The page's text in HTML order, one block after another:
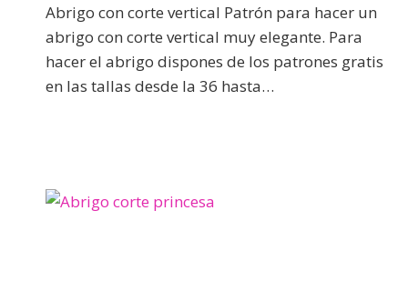
Abrigo con corte vertical Patrón para hacer un
abrigo con corte vertical muy elegante. Para
hacer el abrigo dispones de los patrones gratis
en las tallas desde la 36 hasta…